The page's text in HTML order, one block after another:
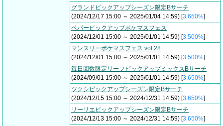
グランドピックアップシーズン限定Bサーチ
(2024/12/17 15:00 ～ 2025/01/04 14:59) [3.650%]
ペパーピックアップポケマスフェス
(2024/12/01 15:00 ～ 2025/01/01 14:59) [3.500%]
マンスリーポケマスフェス vol.28
(2024/12/01 15:00 ～ 2025/01/01 14:59) [3.500%]
毎日回数限定リーフピックアップミックスBサーチ
(2024/09/01 15:00 ～ 2025/01/01 14:59) [3.650%]
ツクシピックアップシーズン限定Bサーチ
(2024/12/15 15:00 ～ 2024/12/31 14:59) [3.650%]
リーリエピックアップシーズン限定Bサーチ
(2024/12/13 15:00 ～ 2024/12/31 14:59) [3.650%]